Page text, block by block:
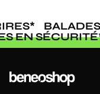
* BALADES
EN